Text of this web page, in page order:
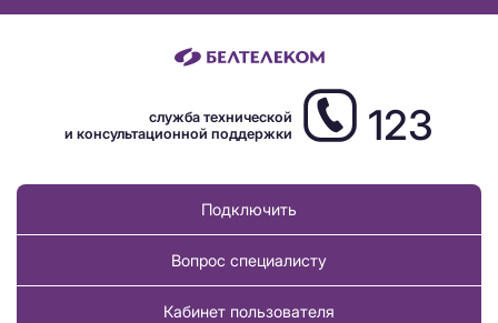
служба технической
и консультационной поддержки
123
Подключить
Вопрос специалисту
Кабинет пользователя